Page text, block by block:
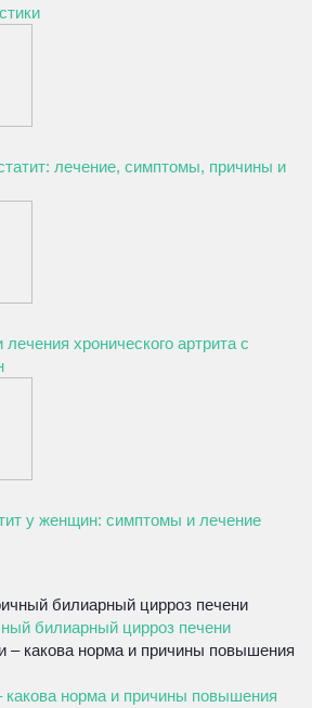
лечение, симптомы, причины и
хронического артрита с
у женщин: симптомы и лечение
билиарный цирроз печени
норма и причины повышения